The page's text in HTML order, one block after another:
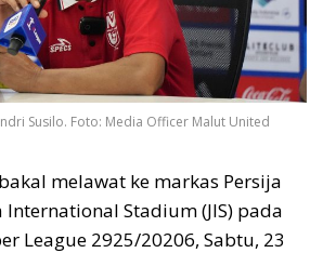
Susilo. Foto: Media Officer Malut United
melawat ke markas Persija
International Stadium (JIS) pada
League 2925/20206, Sabtu, 23